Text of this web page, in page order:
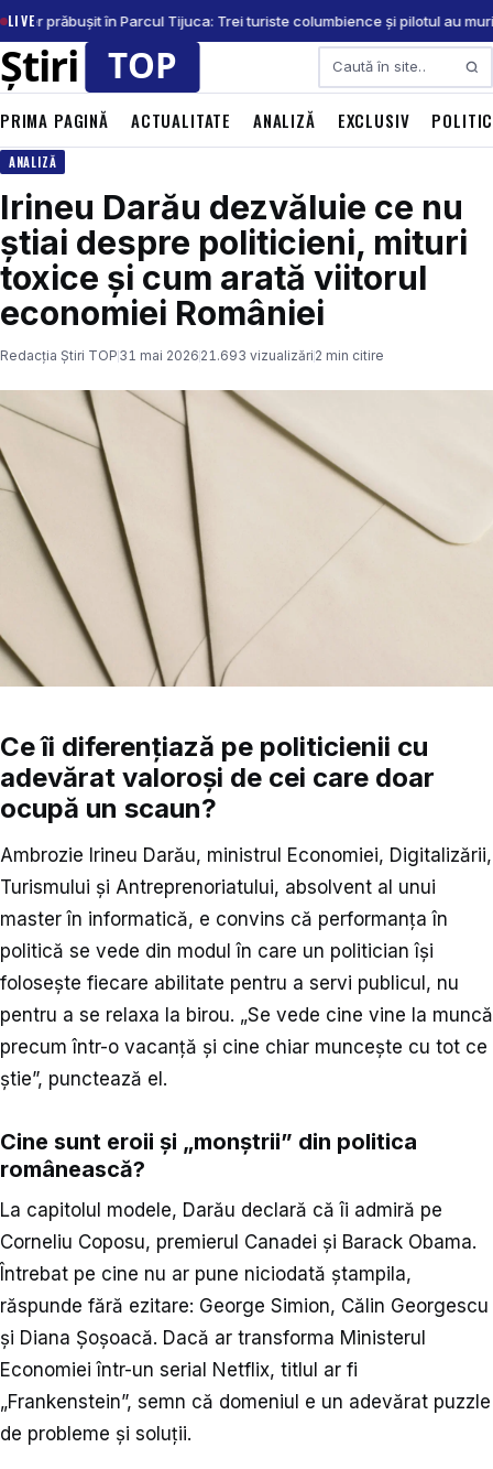
LIVE prăbușit în Parcul Tijuca: Trei turiste columbience și pilotul au
Caută
PRIMA PAGINĂ ACTUALITATE ANALIZĂ EXCLUSIV
ANALIZĂ
Irineu Darău dezvăluie ce nu
știai despre politicieni, mituri
toxice și cum arată viitorul
economiei României
Redacția Știri TOP 31 mai 2026 21.693 vizualizări 2 min citire
Ce îi diferențiază pe politicienii cu
adevărat valoroși de cei care doar
ocupă un scaun?
Ambrozie Irineu Darău, ministrul Economiei, Digitalizării,
Turismului și Antreprenoriatului, absolvent al unui
master în informatică, e convins că performanța în
politică se vede din modul în care un politician își
folosește fiecare abilitate pentru a servi publicul, nu
pentru a se relaxa la birou. „Se vede cine vine la muncă
precum într-o vacanță și cine chiar muncește cu tot ce
știe”, punctează el.
Cine sunt eroii și „monștrii” din politica
românească?
La capitolul modele, Darău declară că îi admiră pe
Corneliu Coposu, premierul Canadei și Barack Obama.
Întrebat pe cine nu ar pune niciodată ștampila,
răspunde fără ezitare: George Simion, Călin Georgescu
și Diana Șoșoacă. Dacă ar transforma Ministerul
Economiei într-un serial Netflix, titlul ar fi
„Frankenstein”, semn că domeniul e un adevărat puzzle
de probleme și soluții.